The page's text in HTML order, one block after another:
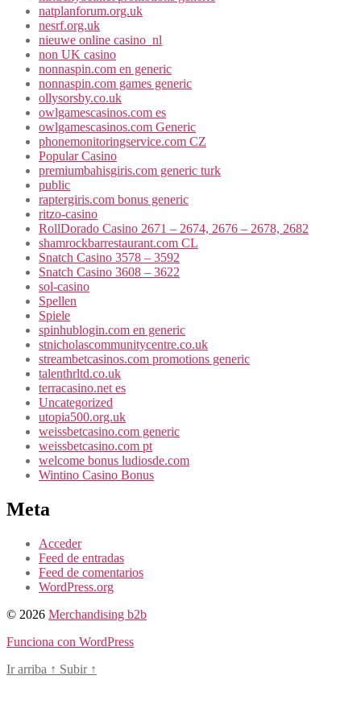
natplanforum.org.uk
nesrf.org.uk
nieuwe online casino_nl
non UK casino
nonnaspin.com en generic
nonnaspin.com games generic
ollysorsby.co.uk
owlgamescasinos.com es
owlgamescasinos.com Generic
phonemonitoringservice.com CZ
Popular Casino
premiumbahisgiris.com generic turk
public
raptergiris.com bonus generic
ritzo-casino
RollDorado Casino 2671 – 2674, 2676 – 2678, 2682
shamrockbarrestaurant.com CL
Snatch Casino 3578 – 3592
Snatch Casino 3608 – 3622
sol-casino
Spellen
Spiele
spinhublogin.com en generic
stnicholascommunitycentre.co.uk
streambetcasinos.com promotions generic
talenthrltd.co.uk
terracasino.net es
Uncategorized
utopia500.org.uk
weissbetcasino.com generic
weissbetcasino.com pt
welcome bonus ludiosde.com
Wintino Casino Bonus
Meta
Acceder
Feed de entradas
Feed de comentarios
WordPress.org
© 2026 Merchandising b2b
Funciona con WordPress
Ir arriba ↑ Subir ↑